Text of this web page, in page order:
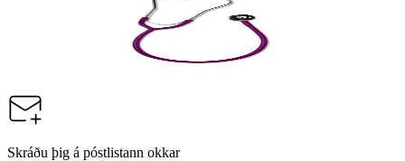
Erka hlustunarpípa, Duo child
Skráðu þig á póstlistann okkar